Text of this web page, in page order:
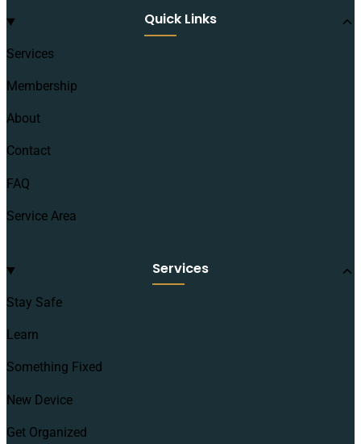
Quick Links
Services
Membership
About
Contact
FAQ
Service Area
Services
Stay Safe
Learn
Something Fixed
New Device
Get Organized